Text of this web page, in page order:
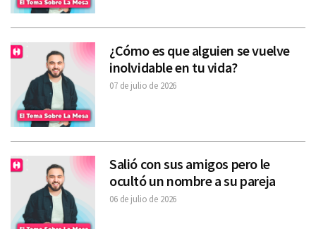
¿Cómo es que alguien se vuelve
inolvidable en tu vida?
07 de julio de 2026
Salió con sus amigos pero le
ocultó un nombre a su pareja
06 de julio de 2026